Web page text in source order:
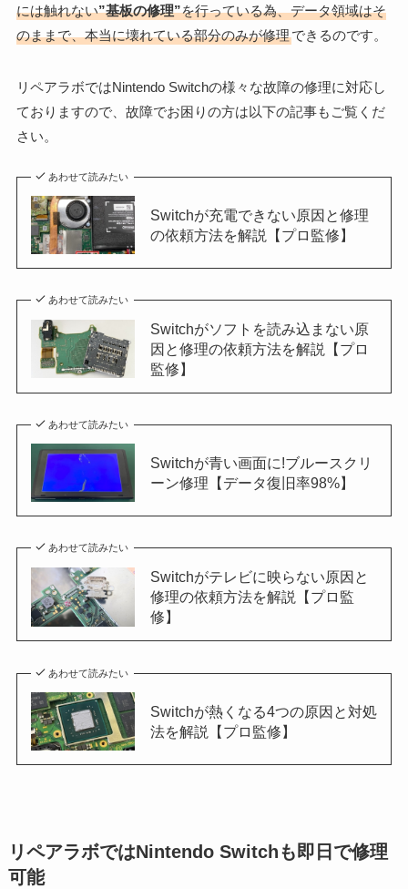
には触れない”基板の修理”を行っている為、データ領域はそ
のままで、本当に壊れている部分のみが修理できるのです。
リペアラボではNintendo Switchの様々な故障の修理に対応し
ておりますので、故障でお困りの方は以下の記事もご覧くだ
さい。
あわせて読みたい
Switchが充電できない原因と修理
の依頼方法を解説【プロ監修】
あわせて読みたい
Switchがソフトを読み込まない原
因と修理の依頼方法を解説【プロ
監修】
あわせて読みたい
Switchが青い画面に!ブルースクリ
ーン修理【データ復旧率98%】
あわせて読みたい
Switchがテレビに映らない原因と
修理の依頼方法を解説【プロ監
修】
あわせて読みたい
Switchが熱くなる4つの原因と対処
法を解説【プロ監修】
リペアラボではNintendo Switchも即日で修理
可能